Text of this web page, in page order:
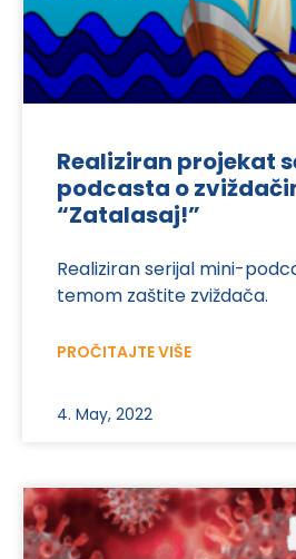
Realiziran projekat
podcasta o
“Zatalasaj!”
Realiziran serijal mini-
temom zaštite zviždača.
PROČITAJTE VIŠE
4. May, 2022